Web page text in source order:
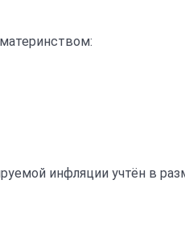
инфляции учтён в